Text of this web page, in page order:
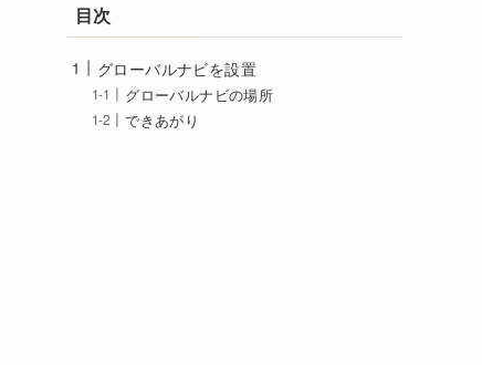
目次
グローバルナビを設置
グローバルナビの場所
できあがり